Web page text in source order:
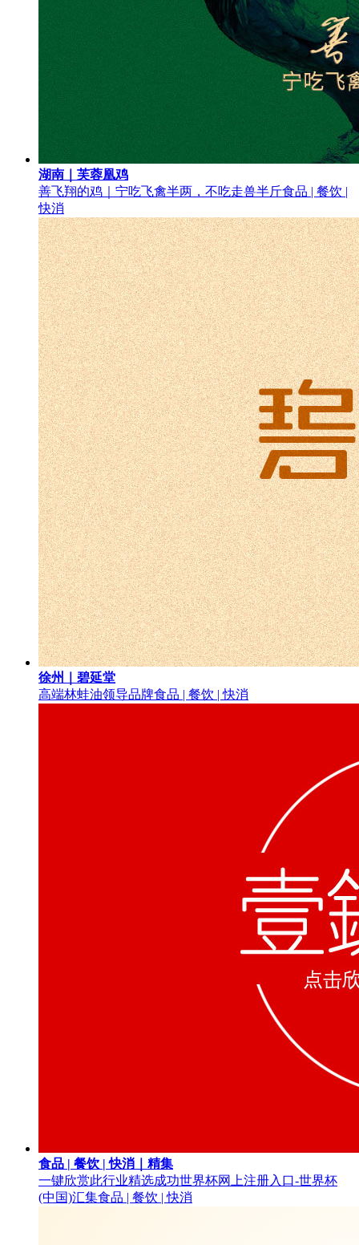
湖南｜芙蓉凰鸡
善飞翔的鸡｜宁吃飞禽半两，不吃走兽半斤食品 | 餐饮 |
快消
徐州｜碧延堂
高端林蛙油领导品牌食品 | 餐饮 | 快消
食品 | 餐饮 | 快消｜精集
一键欣赏此行业精选成功世界杯网上注册入口-世界杯
(中国)汇集食品 | 餐饮 | 快消